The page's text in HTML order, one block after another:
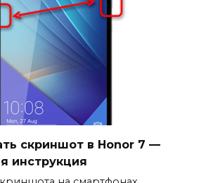
скриншот в Honor 7 —
инструкция